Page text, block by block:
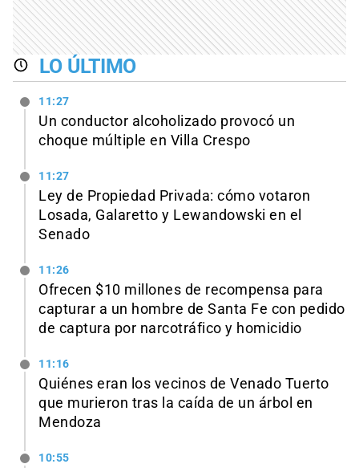
LO ÚLTIMO
11:27
Un conductor alcoholizado provocó un
choque múltiple en Villa Crespo
11:27
Ley de Propiedad Privada: cómo votaron
Losada, Galaretto y Lewandowski en el
Senado
11:26
Ofrecen $10 millones de recompensa para
capturar a un hombre de Santa Fe con pedido
de captura por narcotráfico y homicidio
11:16
Quiénes eran los vecinos de Venado Tuerto
que murieron tras la caída de un árbol en
Mendoza
10:55